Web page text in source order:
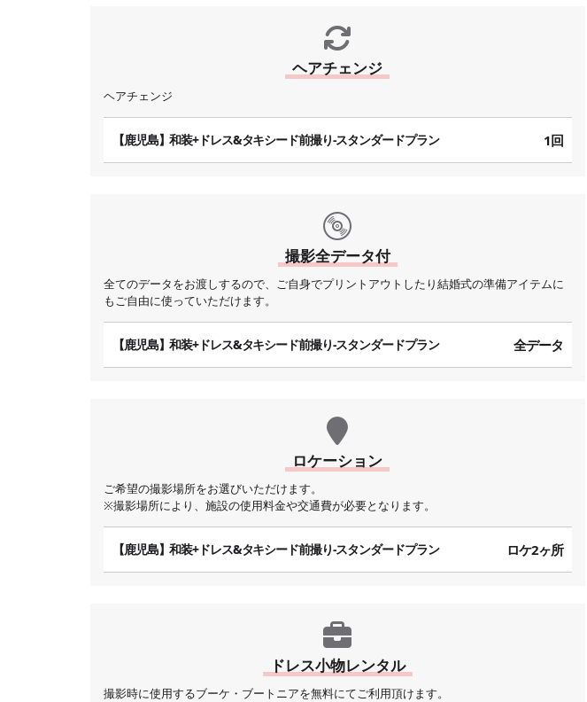
ヘアチェンジ
ヘアチェンジ
【鹿児島】和装+ドレス&タキシード前撮り-スタンダードプラン 1回
撮影全データ付
全てのデータをお渡しするので、ご自身でプリントアウトしたり結婚式の準備アイテムに
もご自由に使っていただけます。
【鹿児島】和装+ドレス&タキシード前撮り-スタンダードプラン 全データ
ロケーション
ご希望の撮影場所をお選びいただけます。
※撮影場所により、施設の使用料金や交通費が必要となります。
【鹿児島】和装+ドレス&タキシード前撮り-スタンダードプラン ロケ2ヶ所
ドレス小物レンタル
撮影時に使用するブーケ・ブートニアを無料にてご利用頂けます。